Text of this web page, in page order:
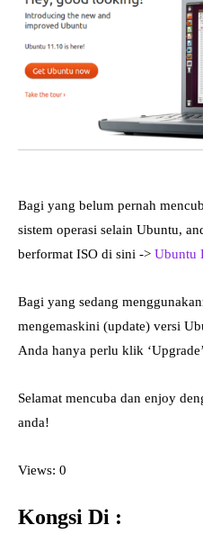
Bagi yang belum pernah
sistem operasi selain Ubuntu,
berformat ISO di sini -> Ubuntu
Bagi yang sedang
mengemaskini (update) versi
Anda hanya perlu klik
Selamat mencuba dan enjoy
anda!
Views: 0
Kongsi Di :